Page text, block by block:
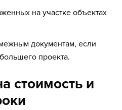
на участке объектах
документам, если
проекта.
стоимость и